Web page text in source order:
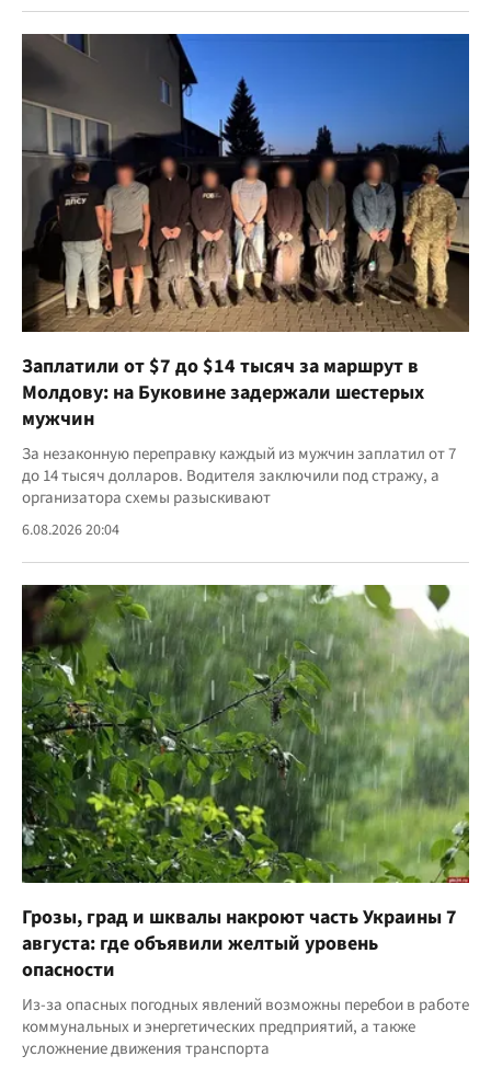
Заплатили от $7 до $14 тысяч за маршрут в
Молдову: на Буковине задержали шестерых
мужчин
За незаконную переправку каждый из мужчин заплатил от 7
до 14 тысяч долларов. Водителя заключили под стражу, а
организатора схемы разыскивают
6.08.2026 20:04
Грозы, град и шквалы накроют часть Украины 7
августа: где объявили желтый уровень
опасности
Из-за опасных погодных явлений возможны перебои в работе
коммунальных и энергетических предприятий, а также
усложнение движения транспорта